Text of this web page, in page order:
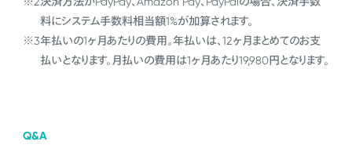
料にシステム手数料相当額1%が加算されます。
※3年払いの1ヶ月あたりの費用。年払いは、12ヶ月まとめてのお支
払いとなります。月払いの費用は1ヶ月あたり19,980円となります。
Q&A